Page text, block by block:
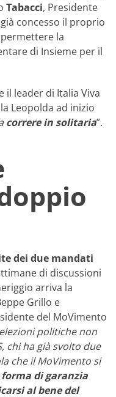
Tabacci, Presidente
concesso il proprio
la
di Insieme per il
il leader di Italia Viva
Leopolda ad inizio
correre in solitaria”.
dei due mandati
di discussioni
arriva la
Grillo e
del MoVimento
politiche non
chi ha già svolto due
che il MoVimento si
forma di garanzia
al bene del